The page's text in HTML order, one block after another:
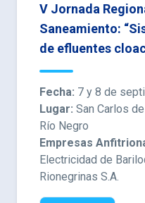
V Jornada
Saneamiento:
de efluentes
Fecha: 7 y 8 de
Lugar: San Carlos
Río Negro
Empresas
Electricidad de
Rionegrinas S.A.